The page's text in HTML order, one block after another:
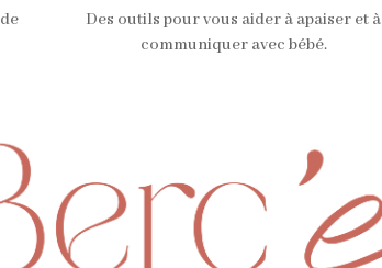
Des outils pour vous aider à apaiser et à
communiquer avec bébé.